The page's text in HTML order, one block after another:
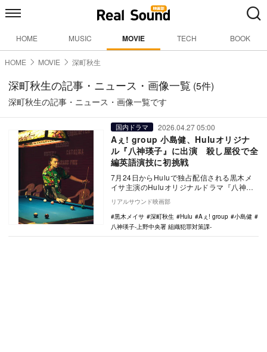
HOME MUSIC MOVIE TECH BOOK
HOME MOVIE 深町秋生
深町秋生の記事・ニュース・画像一覧 (5件)
深町秋生の記事・ニュース・画像一覧です
国内ドラマ 2026.04.27 05:00
Aぇ! group 小島健、Huluオリジナ
ル『八神瑛子』に出演 殺し屋役で全
編英語演技に初挑戦
7月24日からHuluで独占配信される黒木メ
イサ主演のHuluオリジナルドラマ『八神瑛
子 -上野中央署 組織犯罪対策課-』にAぇ…
リアルサウンド映画部
黒木メイサ
深町秋生 Hulu Aぇ! group
小島健
八神瑛子-上野中央署 組織犯罪対策課-